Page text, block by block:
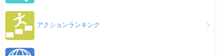
アクションランキング